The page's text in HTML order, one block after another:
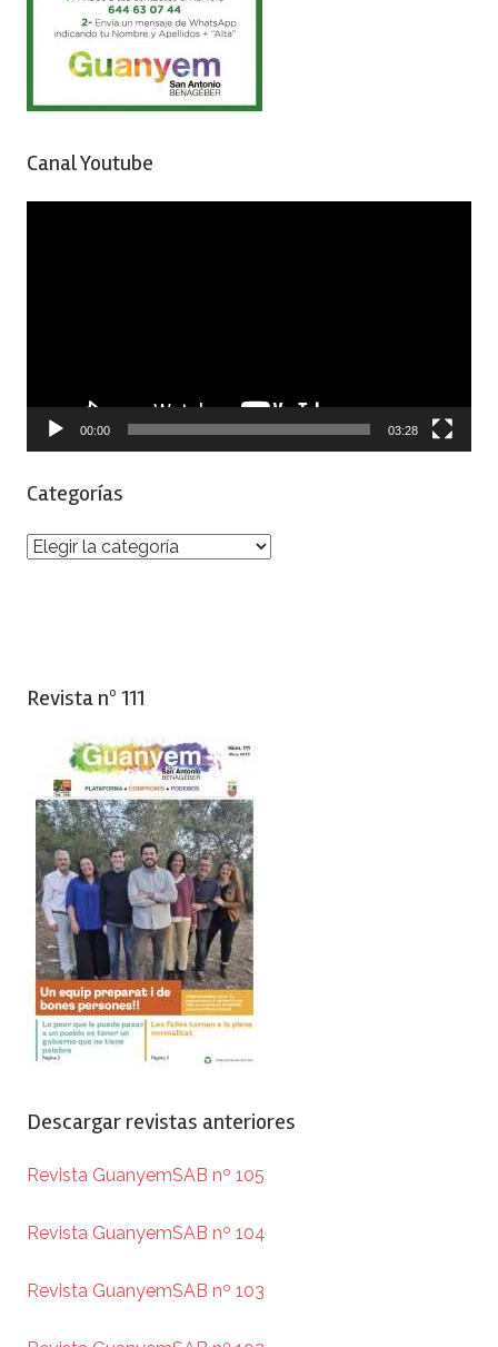
Canal Youtube
00:00 03:28
Categorías
Categorías
Revista nº 111
Descargar revistas anteriores
Revista GuanyemSAB nº 105
Revista GuanyemSAB nº 104
Revista GuanyemSAB nº 103